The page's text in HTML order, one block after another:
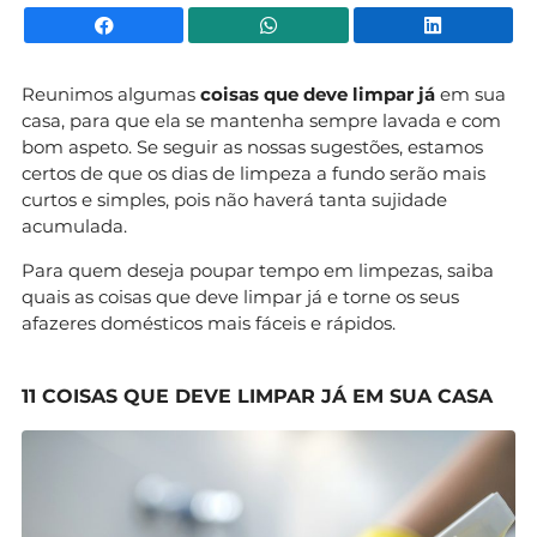
Facebook WhatsApp
Reunimos algumas coisas que deve limpar já em sua
casa, para que ela se mantenha sempre lavada e com
bom aspeto. Se seguir as nossas sugestões, estamos
certos de que os dias de limpeza a fundo serão mais
curtos e simples, pois não haverá tanta sujidade
acumulada.
Para quem deseja poupar tempo em limpezas, saiba
quais as coisas que deve limpar já e torne os seus
afazeres domésticos mais fáceis e rápidos.
11 COISAS QUE DEVE LIMPAR JÁ EM SUA CASA